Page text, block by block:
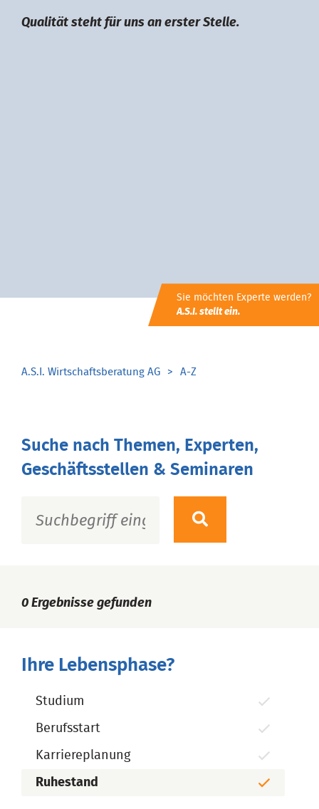
Qualität steht für uns an erster Stelle.
Sie möchten Experte werden?
A.S.I. stellt ein.
A.S.I. Wirtschaftsberatung AG A-Z
Suche nach Themen, Experten,
Geschäftsstellen & Seminaren
0 Ergebnisse gefunden
Ihre Lebensphase?
Studium
Berufsstart
Karriereplanung
Ruhestand